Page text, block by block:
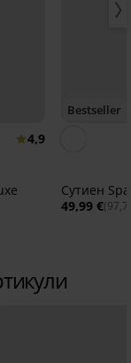
4,9
Bestseller
Сутиен
49,99 €